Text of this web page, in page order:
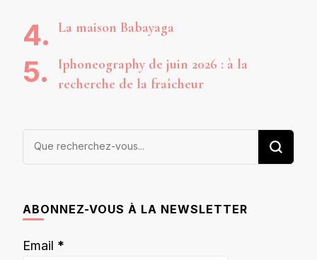
La maison Babayaga
Iphoneography de juin 2026 : à la
recherche de la fraîcheur
Vous
ABONNEZ-VOUS À LA NEWSLETTER
Email *